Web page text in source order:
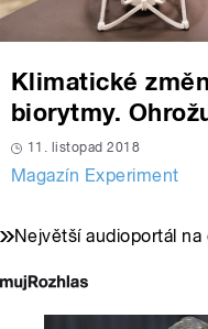
Klimatické
biorytmy.
11. listopad 2018
Magazín Experiment
Největší audioportál